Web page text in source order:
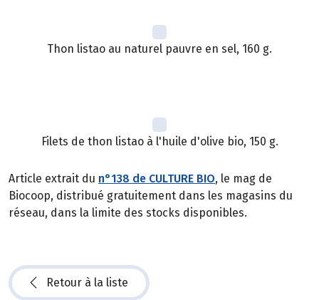
Thon listao au naturel pauvre en sel, 160 g.
Filets de thon listao à l'huile d'olive bio, 150 g.
Article extrait du n°138 de CULTURE BIO, le mag de
Biocoop, distribué gratuitement dans les magasins du
réseau, dans la limite des stocks disponibles.
Retour à la liste